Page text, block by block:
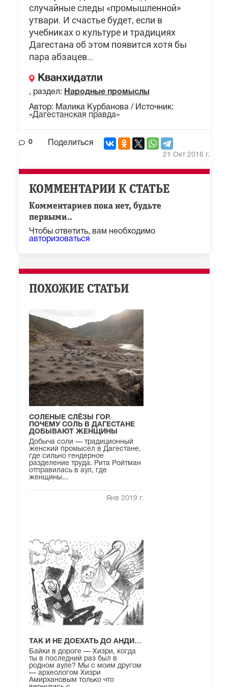
случайные следы «промышленной»
утвари. И счастье будет, если в
учебниках о культуре и традициях
Дагестана об этом появится хотя бы
пара абзацев…
Кванхидатли
, раздел: Народные промыслы
Автор: Малика Курбанова / Источник:
«Дагестанская правда»
0 Поделиться
21 Окт 2016 г.
КОММЕНТАРИИ К СТАТЬЕ
Комментариев пока нет, будьте
первыми..
Чтобы ответить, вам необходимо
авторизоваться
ПОХОЖИЕ СТАТЬИ
СОЛЕНЫЕ СЛЁЗЫ ГОР.
ПОЧЕМУ СОЛЬ В ДАГЕСТАНЕ
ДОБЫВАЮТ ЖЕНЩИНЫ
Добыча соли — традиционный
женский промысел в Дагестане,
где сильно гендерное
разделение труда. Рита Ройтман
отправилась в аул, где
женщины...
Янв 2019 г.
ТАК И НЕ ДОЕХАТЬ ДО АНДИ…
Байки в дороге — Хизри, когда
ты в последний раз был в
родном ауле? Мы с моим другом
— археологом Хизри
Амирхановым только что